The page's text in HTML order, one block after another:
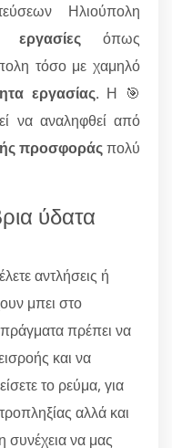
Ηλιούπολη
εργασίες όπως
τόσο με χαμηλό
εργασίας. Η 🎯
να αναληφθεί από
προσφοράςπολύ
ύδατα
αντλήσεις ή
μπει στο
πρέπει να
και να
το ρεύμα, για
αλλά και
συνέχεια να μας